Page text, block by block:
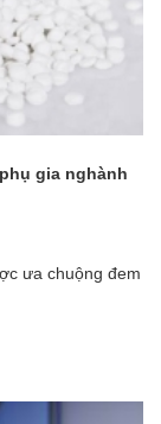
gia nghành
ưa chuộng đem